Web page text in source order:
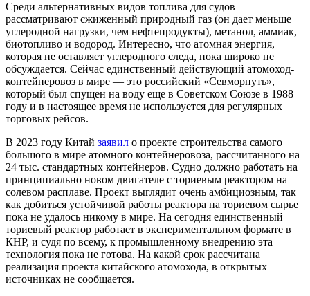
Среди альтернативных видов топлива для судов
рассматривают сжиженный природный газ (он дает меньше
углеродной нагрузки, чем нефтепродукты), метанол, аммиак,
биотопливо и водород. Интересно, что атомная энергия,
которая не оставляет углеродного следа, пока широко не
обсуждается. Сейчас единственный действующий атомоход-
контейнеровоз в мире — это российский «Севморпуть»,
который был спущен на воду еще в Советском Союзе в 1988
году и в настоящее время не используется для регулярных
торговых рейсов.
В 2023 году Китай заявил о проекте строительства самого
большого в мире атомного контейнеровоза, рассчитанного на
24 тыс. стандартных контейнеров. Судно должно работать на
принципиально новом двигателе с ториевым реактором на
солевом расплаве. Проект выглядит очень амбициозным, так
как добиться устойчивой работы реактора на ториевом сырье
пока не удалось никому в мире. На сегодня единственный
ториевый реактор работает в экспериментальном формате в
КНР, и судя по всему, к промышленному внедрению эта
технология пока не готова. На какой срок рассчитана
реализация проекта китайского атомохода, в открытых
источниках не сообщается.